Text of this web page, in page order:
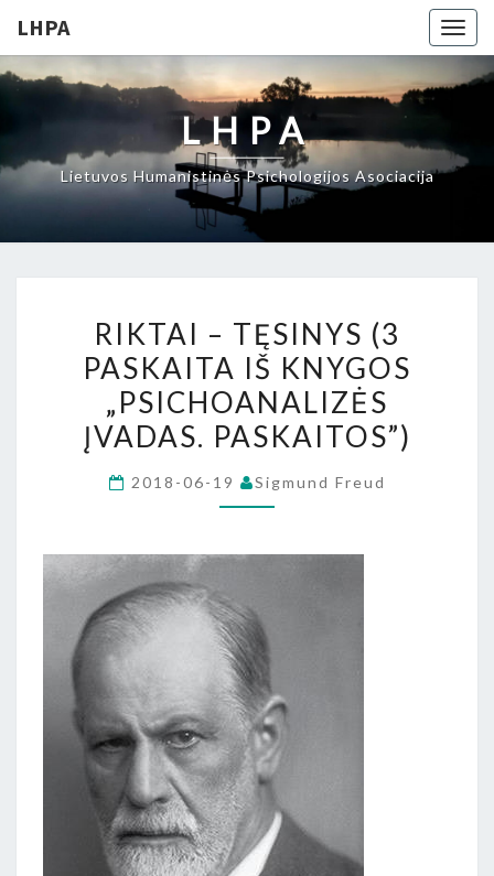
LHPA
LHPA
Lietuvos Humanistinės Psichologijos Asociacija
TĘSINYS
(3
PASKAITA
KNYGOS
RIKTAI – TĘSINYS (3
PASKAITA IŠ KNYGOS
„PSICHOANALIZĖS
ĮVADAS. PASKAITOS”)
2018-06-19 Sigmund Freud